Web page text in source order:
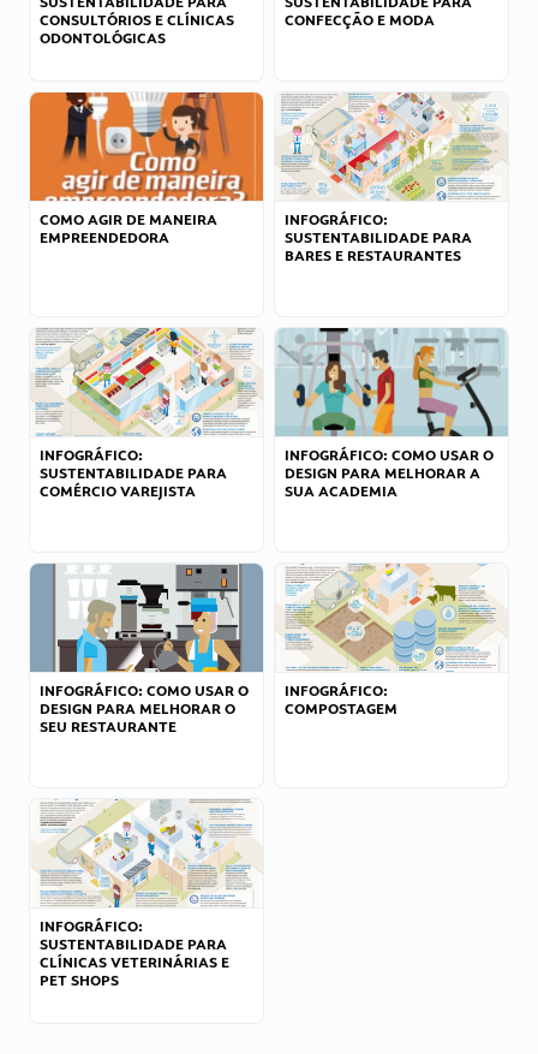
CONSULTÓRIOS E CLÍNICAS
ODONTOLÓGICAS
CONFECÇÃO E MODA
COMO AGIR DE MANEIRA
EMPREENDEDORA
INFOGRÁFICO:
SUSTENTABILIDADE PARA
BARES E RESTAURANTES
INFOGRÁFICO:
SUSTENTABILIDADE PARA
COMÉRCIO VAREJISTA
INFOGRÁFICO: COMO USAR O
DESIGN PARA MELHORAR A
SUA ACADEMIA
INFOGRÁFICO: COMO USAR O
DESIGN PARA MELHORAR O
SEU RESTAURANTE
INFOGRÁFICO:
COMPOSTAGEM
INFOGRÁFICO:
SUSTENTABILIDADE PARA
CLÍNICAS VETERINÁRIAS E
PET SHOPS